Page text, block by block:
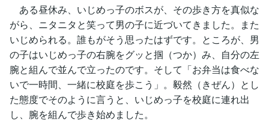
ある昼休み、いじめっ子のボスが、その歩き方を真似な
がら、ニタニタと笑って男の子に近づいてきました。また
いじめられる。誰もがそう思ったはずです。ところが、男
の子はいじめっ子の右腕をグッと掴（つか）み、自分の左
腕と組んで並んで立ったのです。そして「お弁当は食べな
いで一時間、一緒に校庭を歩こう」。毅然（きぜん）とし
た態度でそのように言うと、いじめっ子を校庭に連れ出
し、腕を組んで歩き始めました。